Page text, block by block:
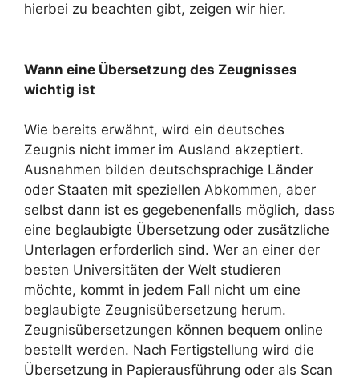
hierbei zu beachten gibt, zeigen wir hier.
Wann eine Übersetzung des Zeugnisses
wichtig ist
Wie bereits erwähnt, wird ein deutsches
Zeugnis nicht immer im Ausland akzeptiert.
Ausnahmen bilden deutschsprachige Länder
oder Staaten mit speziellen Abkommen, aber
selbst dann ist es gegebenenfalls möglich, dass
eine beglaubigte Übersetzung oder zusätzliche
Unterlagen erforderlich sind. Wer an einer der
besten Universitäten der Welt studieren
möchte, kommt in jedem Fall nicht um eine
beglaubigte Zeugnisübersetzung herum.
Zeugnisübersetzungen können bequem online
bestellt werden. Nach Fertigstellung wird die
Übersetzung in Papierausführung oder als Scan